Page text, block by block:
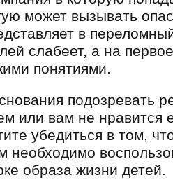
может вызывать
в
слабеет, а на
понятиями.
подозревать
или вам не нравится
убедиться в том,
необходимо
образа жизни детей.